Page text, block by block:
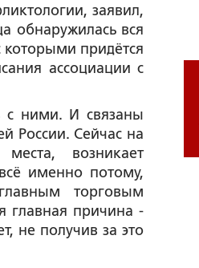
заявил,
обнаружилась вся
которыми придётся
ассоциации с
с ними. И связаны
России. Сейчас на
возникает
именно потому,
торговым
главная причина -
не получив за это